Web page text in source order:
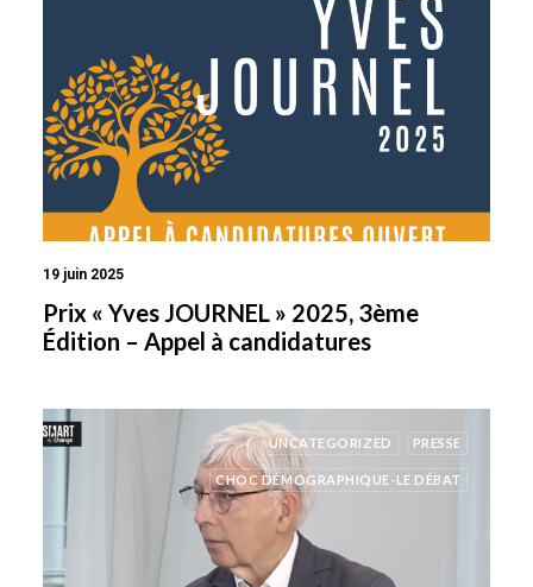
19 juin 2025
Prix « Yves JOURNEL » 2025, 3ème
Édition – Appel à candidatures
UNCATEGORIZED PRESSE
CHOC DÉMOGRAPHIQUE-LE DÉBAT